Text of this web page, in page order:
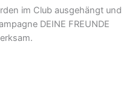
im Club ausgehängt und
DEINE FREUNDE